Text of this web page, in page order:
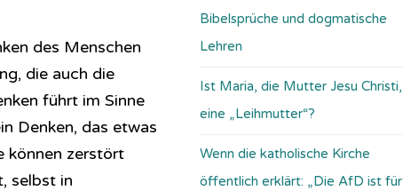
des Menschen
die auch die
führt im Sinne
Denken, das etwas
können zerstört
selbst in
Bibelsprüche und dogmatische
Lehren
Ist Maria, die Mutter Jesu Christi,
eine „Leihmutter“?
Wenn die katholische Kirche
öffentlich erklärt: „Die AfD ist für